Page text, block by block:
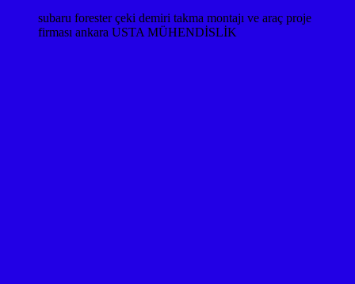
subaru forester çeki demiri takma montajı ve araç proje
firması ankara USTA MÜHENDİSLİK